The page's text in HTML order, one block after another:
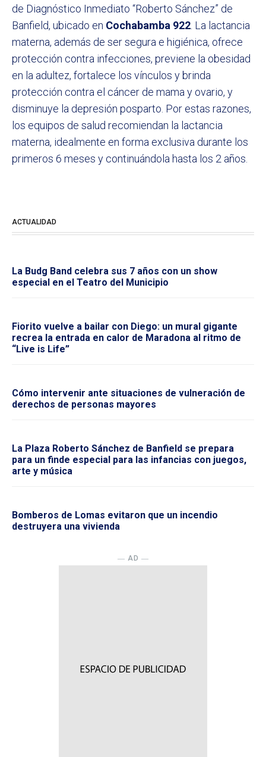
de Diagnóstico Inmediato “Roberto Sánchez” de
Banfield, ubicado en Cochabamba 922 . La lactancia
materna, además de ser segura e higiénica, ofrece
protección contra infecciones, previene la obesidad
en la adultez, fortalece los vínculos y brinda
protección contra el cáncer de mama y ovario, y
disminuye la depresión posparto. Por estas razones,
los equipos de salud recomiendan la lactancia
materna, idealmente en forma exclusiva durante los
primeros 6 meses y continuándola hasta los 2 años.
ACTUALIDAD
La Budg Band celebra sus 7 años con un show
especial en el Teatro del Municipio
Fiorito vuelve a bailar con Diego: un mural gigante
recrea la entrada en calor de Maradona al ritmo de
“Live is Life”
Cómo intervenir ante situaciones de vulneración de
derechos de personas mayores
La Plaza Roberto Sánchez de Banfield se prepara
para un finde especial para las infancias con juegos,
arte y música
Bomberos de Lomas evitaron que un incendio
destruyera una vivienda
― AD ―